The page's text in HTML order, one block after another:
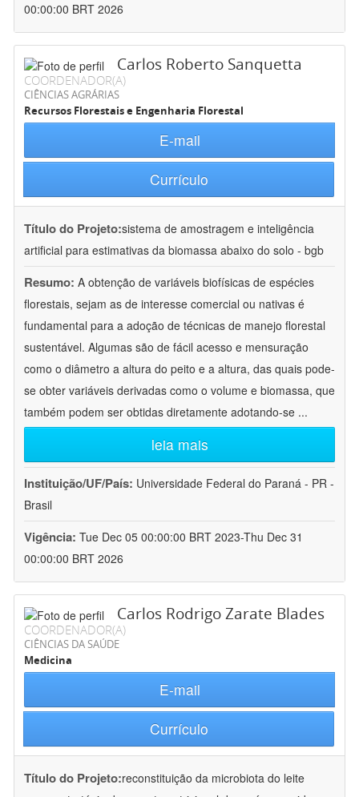
00:00:00 BRT 2026
Carlos Roberto Sanquetta
COORDENADOR(A)
CIÊNCIAS AGRÁRIAS
Recursos Florestais e Engenharia Florestal
E-mail
Currículo
Título do Projeto:sistema de amostragem e inteligência
artificial para estimativas da biomassa abaixo do solo - bgb
Resumo: A obtenção de variáveis biofísicas de espécies
florestais, sejam as de interesse comercial ou nativas é
fundamental para a adoção de técnicas de manejo florestal
sustentável. Algumas são de fácil acesso e mensuração
como o diâmetro a altura do peito e a altura, das quais pode-
se obter variáveis derivadas como o volume e biomassa, que
também podem ser obtidas diretamente adotando-se ...
leia mais
Instituição/UF/País: Universidade Federal do Paraná - PR -
Brasil
Vigência: Tue Dec 05 00:00:00 BRT 2023-Thu Dec 31
00:00:00 BRT 2026
Carlos Rodrigo Zarate Blades
COORDENADOR(A)
CIÊNCIAS DA SAÚDE
Medicina
E-mail
Currículo
Título do Projeto:reconstituição da microbiota do leite